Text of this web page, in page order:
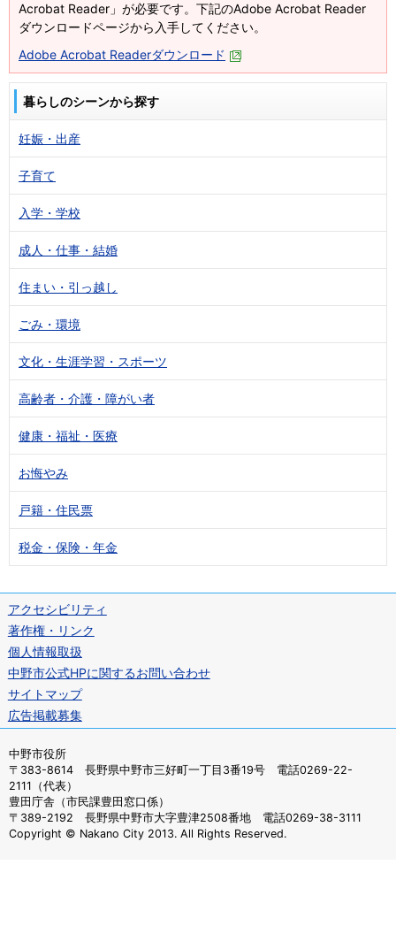
Acrobat Reader」が必要です。下記のAdobe Acrobat Reader
ダウンロードページから入手してください。
Adobe Acrobat Readerダウンロード
暮らしのシーンから探す
妊娠・出産
子育て
入学・学校
成人・仕事・結婚
住まい・引っ越し
ごみ・環境
文化・生涯学習・スポーツ
高齢者・介護・障がい者
健康・福祉・医療
お悔やみ
戸籍・住民票
税金・保険・年金
アクセシビリティ
著作権・リンク
個人情報取扱
中野市公式HPに関するお問い合わせ
サイトマップ
広告掲載募集
中野市役所
〒383-8614 長野県中野市三好町一丁目3番19号 電話0269-22-
2111（代表）
豊田庁舎（市民課豊田窓口係）
〒389-2192 長野県中野市大字豊津2508番地 電話0269-38-3111
Copyright © Nakano City 2013. All Rights Reserved.